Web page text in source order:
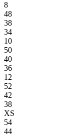
8
48
38
34
10
50
40
36
12
52
42
38
XS
54
44